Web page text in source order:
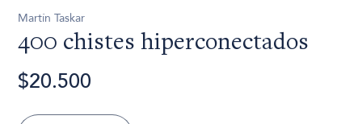
Martín Taskar
400 chistes hiperconectados
$20.500